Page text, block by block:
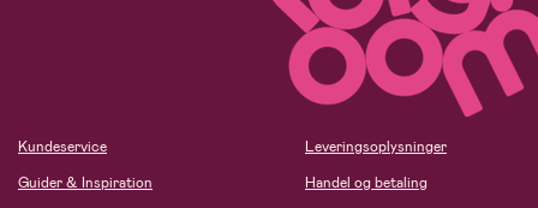
Kundeservice
Guider & Inspiration
Leveringsoplysninger
Handel og betaling